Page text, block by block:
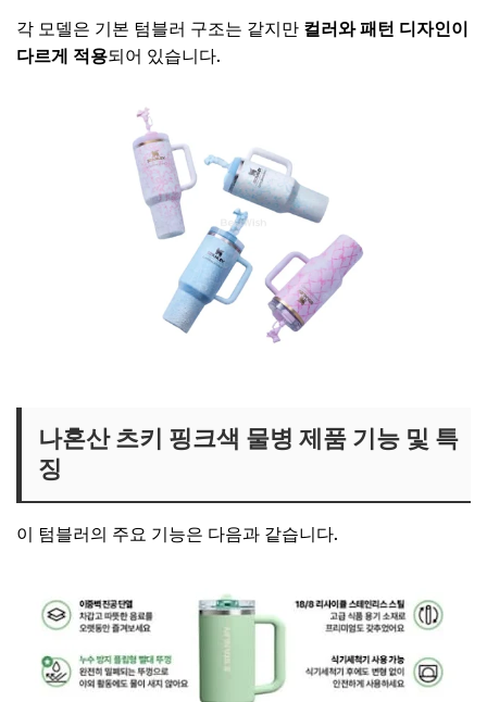
각 모델은 기본 텀블러 구조는 같지만 컬러와 패턴 디자인이
다르게 적용되어 있습니다.
나혼산 츠키 핑크색 물병 제품 기능 및 특
징
이 텀블러의 주요 기능은 다음과 같습니다.